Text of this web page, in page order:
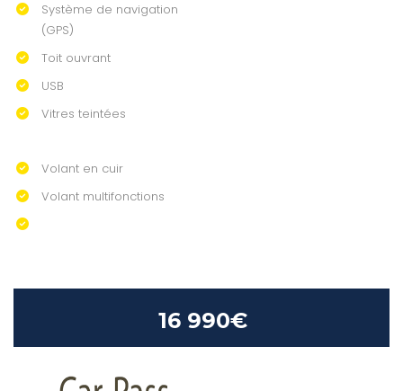
Système de navigation
(GPS)
Toit ouvrant
USB
Vitres teintées
Volant en cuir
Volant multifonctions
16 990€